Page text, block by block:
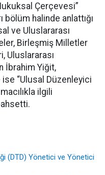
Çerçevesi”
bölüm halinde anlattığı
ve Uluslararası
Birleşmiş Milletler
Uluslararası
İbrahim Yiğit,
“Ulusal Düzenleyici
ilgili
(DTD) Yönetici ve Yönetici